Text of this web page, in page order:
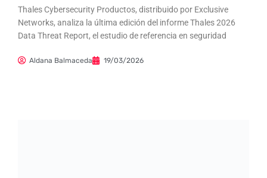
Thales Cybersecurity Productos, distribuido por Exclusive
Networks, analiza la última edición del informe Thales 2026
Data Threat Report, el estudio de referencia en seguridad
Aldana Balmaceda 19/03/2026